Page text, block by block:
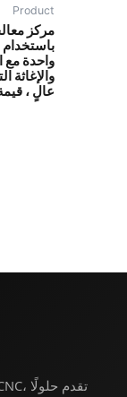
Product
مركز
واحدة
والإغاثة
عالٍ ،